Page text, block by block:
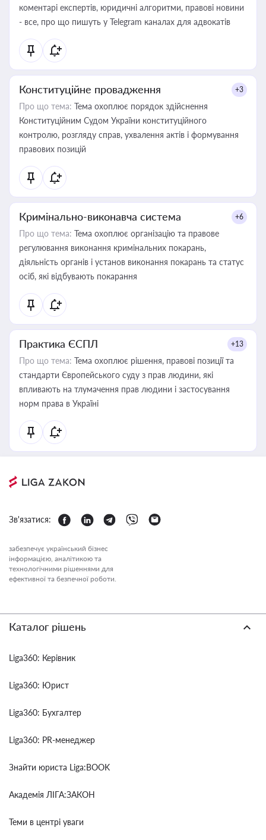
коментарі експертів, юридичні алгоритми, правові новини
- все, про що пишуть у Telegram каналах для адвокатів
Конституційне провадження +3
Про що тема: Тема охоплює порядок здійснення
Конституційним Судом України конституційного
контролю, розгляду справ, ухвалення актів і формування
правових позицій
Кримінально-виконавча система +6
Про що тема: Тема охоплює організацію та правове
регулювання виконання кримінальних покарань,
діяльність органів і установ виконання покарань та статус
осіб, які відбувають покарання
Практика ЄСПЛ +13
Про що тема: Тема охоплює рішення, правові позиції та
стандарти Європейського суду з прав людини, які
впливають на тлумачення прав людини і застосування
норм права в Україні
Зв'язатися:
забезпечує український бізнес
інформацією, аналітикою та
технологічними рішеннями для
ефективної та безпечної роботи.
Каталог рішень
Liga360: Керівник
Liga360: Юрист
Liga360: Бухгалтер
Liga360: PR-менеджер
Знайти юриста Liga:BOOK
Академія ЛІГА:ЗАКОН
Теми в центрі уваги